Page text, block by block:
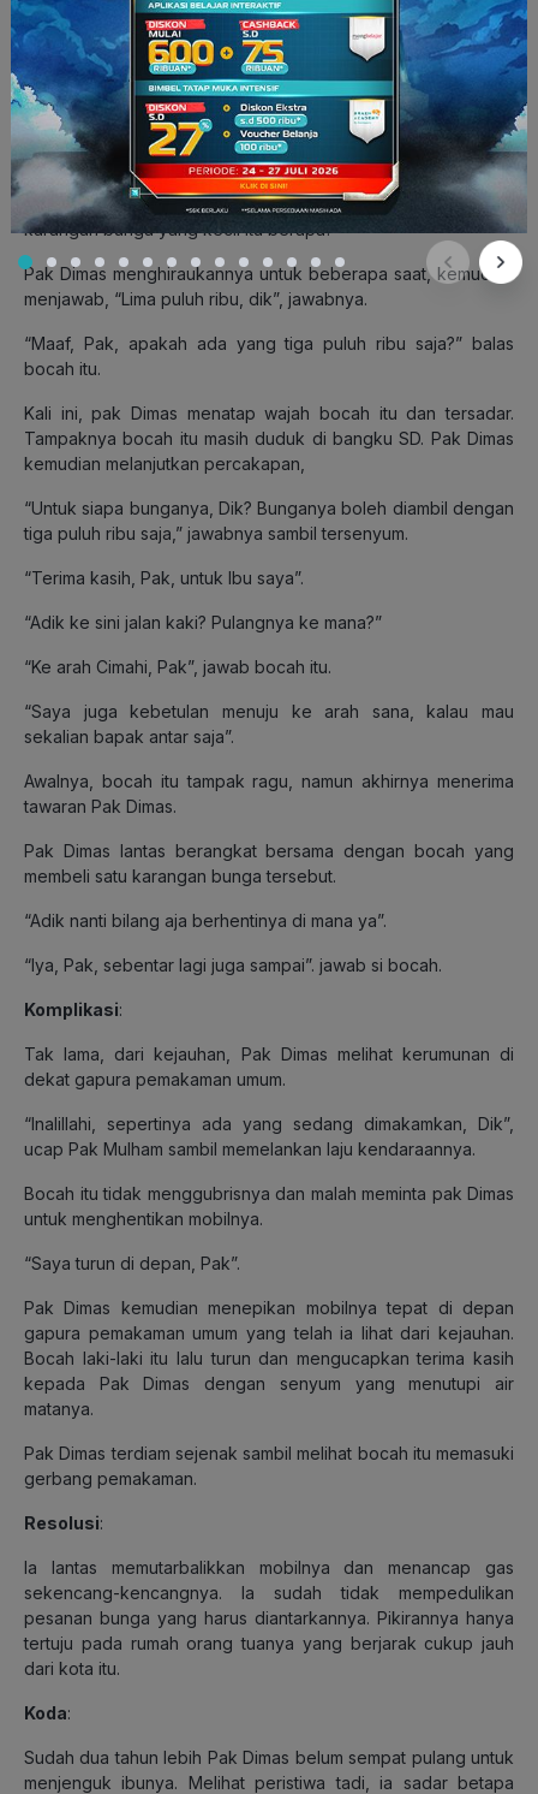
Gerai bunga milik Pak Dimas tengah ramai dikunjungi oleh
pembeli. Ia pun sibuk memindahkan ratusan karangan bunga
ke atas mobil pikap miliknya.
Orientasi
Di tengah kesibukannya, seorang bocah laki-laki
menghampirinya dan berkata, “Maaf, Pak, kalau harga
karangan bunga yang kecil itu berapa?”
Pak Dimas menghiraukannya untuk beberapa saat, kemudian
menjawab, “Lima puluh ribu, dik”, jawabnya.
“Maaf, Pak, apakah ada yang tiga puluh ribu saja?” balas
bocah itu.
Kali ini, pak Dimas menatap wajah bocah itu dan tersadar.
Tampaknya bocah itu masih duduk di bangku SD. Pak Dimas
kemudian melanjutkan percakapan,
“Untuk siapa bunganya, Dik? Bunganya boleh diambil dengan
tiga puluh ribu saja,” jawabnya sambil tersenyum.
“Terima kasih, Pak, untuk Ibu saya”.
“Adik ke sini jalan kaki? Pulangnya ke mana?”
“Ke arah Cimahi, Pak”, jawab bocah itu.
“Saya juga kebetulan menuju ke arah sana, kalau mau
sekalian bapak antar saja”.
Awalnya, bocah itu tampak ragu, namun akhirnya menerima
tawaran Pak Dimas.
Pak Dimas lantas berangkat bersama dengan bocah yang
membeli satu karangan bunga tersebut.
“Adik nanti bilang aja berhentinya di mana ya”.
“Iya, Pak, sebentar lagi juga sampai”. jawab si bocah.
Komplikasi:
Tak lama, dari kejauhan, Pak Dimas melihat kerumunan di
dekat gapura pemakaman umum.
“Inalillahi, sepertinya ada yang sedang dimakamkan, Dik”,
ucap Pak Mulham sambil memelankan laju kendaraannya.
Bocah itu tidak menggubrisnya dan malah meminta pak Dimas
untuk menghentikan mobilnya.
“Saya turun di depan, Pak”.
Pak Dimas kemudian menepikan mobilnya tepat di depan
gapura pemakaman umum yang telah ia lihat dari kejauhan.
Bocah laki-laki itu lalu turun dan mengucapkan terima kasih
kepada Pak Dimas dengan senyum yang menutupi air
matanya.
Pak Dimas terdiam sejenak sambil melihat bocah itu memasuki
gerbang pemakaman.
Resolusi:
Ia lantas memutarbalikkan mobilnya dan menancap gas
sekencang-kencangnya. Ia sudah tidak mempedulikan
pesanan bunga yang harus diantarkannya. Pikirannya hanya
tertuju pada rumah orang tuanya yang berjarak cukup jauh
dari kota itu.
Koda:
Sudah dua tahun lebih Pak Dimas belum sempat pulang untuk
menjenguk ibunya. Melihat peristiwa tadi, ia sadar betapa